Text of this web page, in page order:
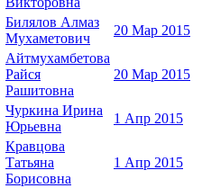
Билялов Алмаз
Мухаметович
20 Мар 2015
Айтмухамбетова
Райся
Рашитовна
20 Мар 2015
Чуркина Ирина
Юрьевна
1 Апр 2015
Кравцова
Татьяна
Борисовна
1 Апр 2015